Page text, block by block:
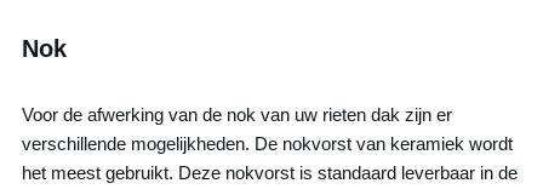
Nok
Voor de afwerking van de nok van uw rieten dak zijn er
verschillende mogelijkheden. De nokvorst van keramiek wordt
het meest gebruikt. Deze nokvorst is standaard leverbaar in de